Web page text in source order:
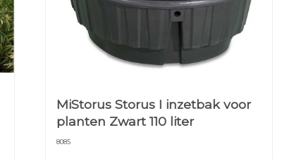
MiStorus Storus I inzetbak voor
planten Zwart 110 liter
8085